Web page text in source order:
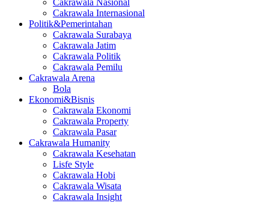
Cakrawala Nasional
Cakrawala Internasional
Politik&Pemerintahan
Cakrawala Surabaya
Cakrawala Jatim
Cakrawala Politik
Cakrawala Pemilu
Cakrawala Arena
Bola
Ekonomi&Bisnis
Cakrawala Ekonomi
Cakrawala Property
Cakrawala Pasar
Cakrawala Humanity
Cakrawala Kesehatan
Lisfe Style
Cakrawala Hobi
Cakrawala Wisata
Cakrawala Insight